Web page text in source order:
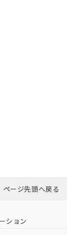
可能性があります。
ページ先頭へ戻る
ション